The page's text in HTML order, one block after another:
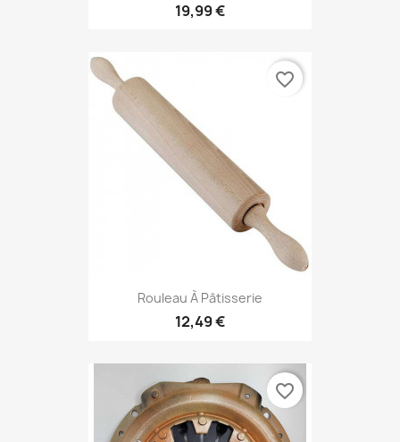
19,99 €
Rouleau À Pâtisserie
12,49 €
favorite_border
favorite_border